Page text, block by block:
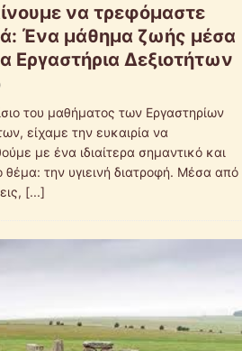
να τρεφόμαστε
Ένα μάθημα ζωής μέσα
Εργαστήρια Δεξιοτήτων
του μαθήματος των Εργαστηρίων
είχαμε την ευκαιρία να
με ένα ιδιαίτερα σημαντικό και
θέμα: την υγιεινή διατροφή. Μέσα από
[...]